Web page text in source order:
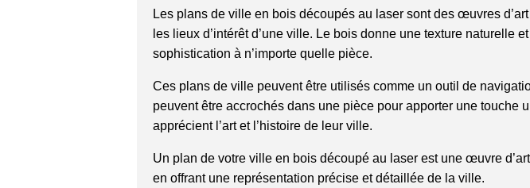
Les plans de ville en bois découpés au laser sont des œuvres
les lieux d’intérêt d’une ville. Le bois donne une texture naturelle
sophistication à n’importe quelle pièce.
Ces plans de ville peuvent être utilisés comme un outil de
peuvent être accrochés dans une pièce pour apporter une touche
apprécient l’art et l’histoire de leur ville.
Un plan de votre ville en bois découpé au laser est une œuvre
en offrant une représentation précise et détaillée de la ville.